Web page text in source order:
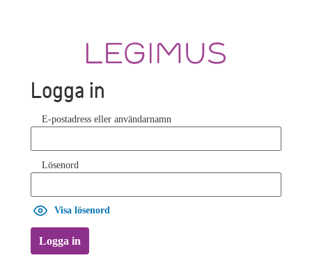
Logga in
E-postadress eller användarnamn
Lösenord
Visa lösenord
Logga in